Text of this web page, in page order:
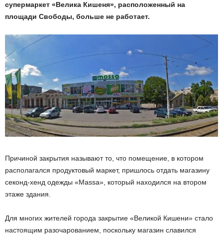
супермаркет «Велика Кишеня», расположенный на
площади Свободы, больше не работает.
Причиной закрытия называют то, что помещение, в котором
располагался продуктовый маркет, пришлось отдать магазину
секонд-хенд одежды «Massa», который находился на втором
этаже здания.
Для многих жителей города закрытие «Великой Кишени» стало
настоящим разочарованием, поскольку магазин славился